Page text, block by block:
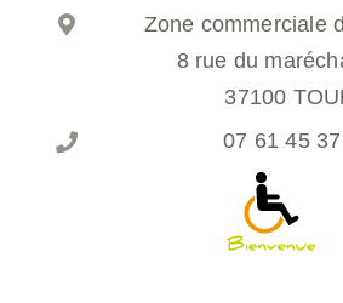
Zone commerciale
8 rue du
37100
07 61 45